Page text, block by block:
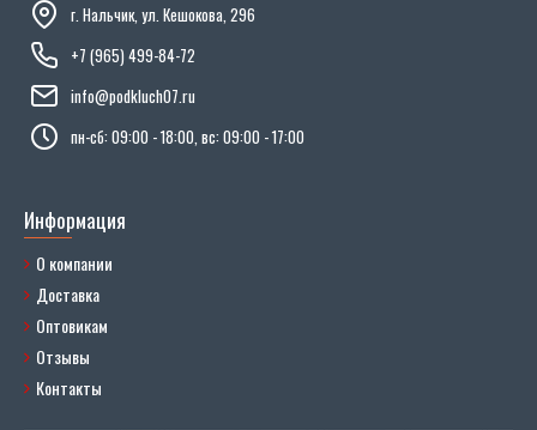
г. Нальчик, ул. Кешокова, 296
+7 (965) 499-84-72
info@podkluch07.ru
пн-сб: 09:00 - 18:00, вс: 09:00 - 17:00
Информация
О компании
Доставка
Оптовикам
Отзывы
Контакты